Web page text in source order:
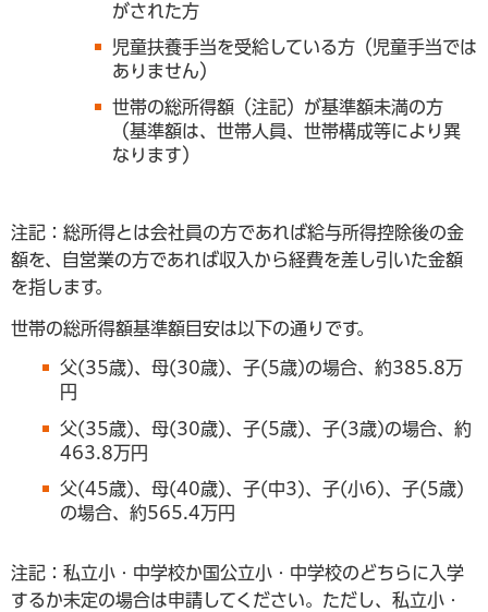
がされた方
児童扶養手当を受給している方（児童手当では
ありません）
世帯の総所得額（注記）が基準額未満の方
（基準額は、世帯人員、世帯構成等により異
なります）
注記：総所得とは会社員の方であれば給与所得控除後の金
額を、自営業の方であれば収入から経費を差し引いた金額
を指します。
世帯の総所得額基準額目安は以下の通りです。
父(35歳)、母(30歳)、子(5歳)の場合、約385.8万
円
父(35歳)、母(30歳)、子(5歳)、子(3歳)の場合、約
463.8万円
父(45歳)、母(40歳)、子(中3)、子(小6)、子(5歳)
の場合、約565.4万円
注記：私立小・中学校か国公立小・中学校のどちらに入学
するか未定の場合は申請してください。ただし、私立小・